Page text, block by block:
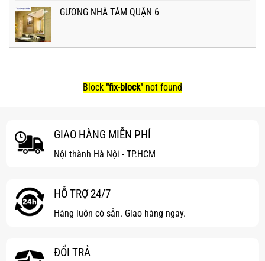
GƯƠNG NHÀ TẮM QUẬN 6
Block "fix-block" not found
GIAO HÀNG MIỄN PHÍ
Nội thành Hà Nội - TP.HCM
HỖ TRỢ 24/7
Hàng luôn có sẵn. Giao hàng ngay.
ĐỔI TRẢ